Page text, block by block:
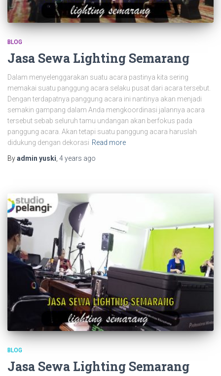
BLOG
Jasa Sewa Lighting Semarang
Dalam menyelenggarakan suatu acara pastinya kita sering
memakai suatu panggung acara selaku pusat dari acara tersebut.
Dengan terdapatnya panggung acara ini nantinya akan menjadi
semakin gampang dalam Anda mengkoordinasi jalannya acara
tersebut sebab seluruh tamu undangan akan berfokus pada
panggung acara. Akan tetapi suatu panggung acara haruslah
didukung dengan dekorasi Read more
Byadmin yuski 4 years ago
BLOG
Jasa Sewa Lighting Semarang